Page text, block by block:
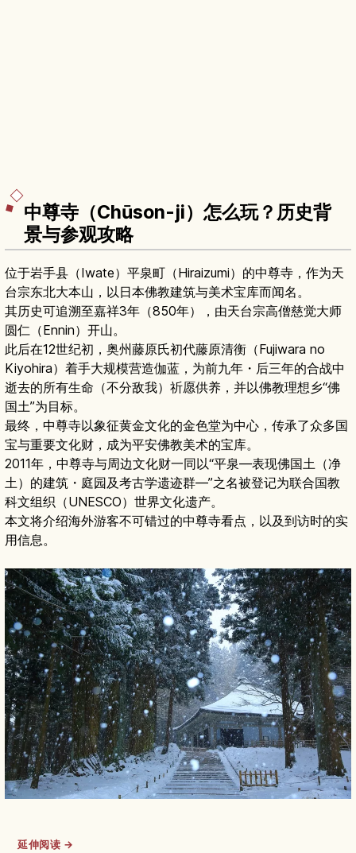
中尊寺（Chūson-ji）怎么玩？历史背
景与参观攻略
位于岩手县（Iwate）平泉町（Hiraizumi）的中尊寺，作为天
台宗东北大本山，以日本佛教建筑与美术宝库而闻名。
其历史可追溯至嘉祥3年（850年），由天台宗高僧慈觉大师
圆仁（Ennin）开山。
此后在12世纪初，奥州藤原氏初代藤原清衡（Fujiwara no
Kiyohira）着手大规模营造伽蓝，为前九年・后三年的合战中
逝去的所有生命（不分敌我）祈愿供养，并以佛教理想乡“佛
国土”为目标。
最终，中尊寺以象征黄金文化的金色堂为中心，传承了众多国
宝与重要文化财，成为平安佛教美术的宝库。
2011年，中尊寺与周边文化财一同以“平泉―表现佛国土（净
土）的建筑・庭园及考古学遗迹群―”之名被登记为联合国教
科文组织（UNESCO）世界文化遗产。
本文将介绍海外游客不可错过的中尊寺看点，以及到访时的实
用信息。
延伸阅读 →